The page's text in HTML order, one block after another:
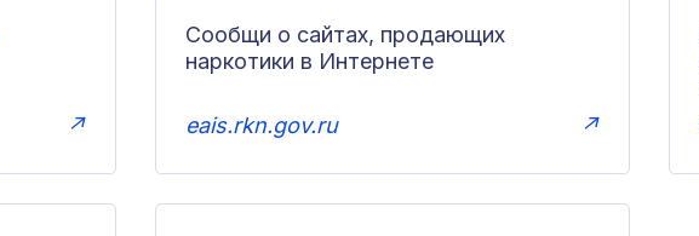
↗
Сообщи о сайтах, продающих
наркотики в Интернете
eais.rkn.gov.ru ↗